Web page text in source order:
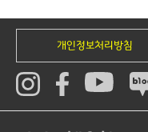
개인정보처리방침